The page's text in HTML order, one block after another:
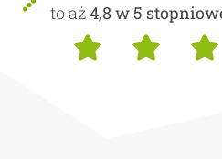
to aż4,8 w 5
  